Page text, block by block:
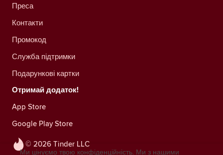
© 2026 Tinder LLC
Преса
Контакти
Промокод
Служба підтримки
Подарункові картки
Отримай додаток!
App Store
Google Play Store
Ми цінуємо твою конфіденційність. Ми з нашими